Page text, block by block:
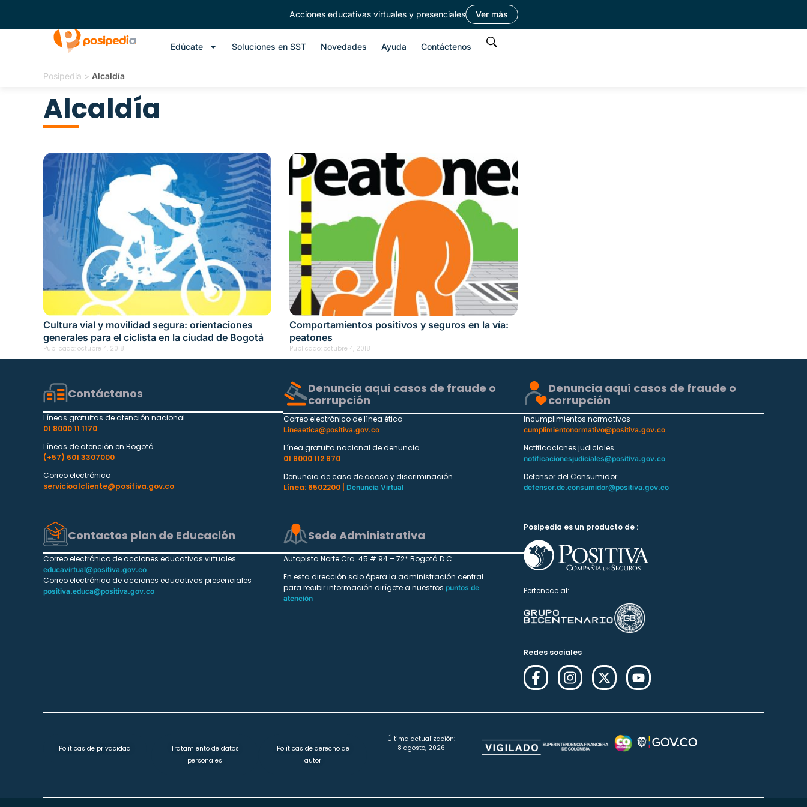
Acciones educativas virtuales y presenciales Ver más
Edúcate Soluciones en SST Novedades Ayuda Contáctenos
Posipedia > Alcaldía
Alcaldía
Cultura vial y movilidad segura: orientaciones
generales para el ciclista en la ciudad de Bogotá
Publicado: octubre 4, 2018
Comportamientos positivos y seguros en la vía:
peatones
Publicado: octubre 4, 2018
Contáctanos
Líneas gratuitas de atención nacional
01 8000 11 1170
Líneas de atención en Bogotá
(+57) 601 3307000
Correo electrónico
servicioalcliente@positiva.gov.co
Denuncia aquí casos de fraude o
corrupción
Correo electrónico de línea ética
Lineaetica@positiva.gov.co
Línea gratuita nacional de denuncia
01 8000 112 870
Denuncia de caso de acoso y discriminación
Línea: 6502200 |
Denuncia Virtual
Denuncia aquí casos de fraude o
corrupción
Incumplimientos normativos
cumplimientonormativo@positiva.gov.co
Notificaciones judiciales
notificacionesjudiciales@positiva.gov.co
Defensor del Consumidor
defensor.de.consumidor@positiva.gov.co
Contactos plan de Educación
Correo electrónico de acciones educativas virtuales
educavirtual@positiva.gov.co
Correo electrónico de acciones educativas presenciales
positiva.educa@positiva.gov.co
Sede Administrativa
Autopista Norte Cra. 45 # 94 – 72* Bogotá D.C
En esta dirección solo ópera la administración central
para recibir información dirígete a nuestros puntos de
atención
Posipedia es un producto de :
Pertenece al:
Redes sociales
Políticas de privacidad
Tratamiento de datos
personales
Políticas de derecho de
autor
Última actualización:
8 agosto, 2026